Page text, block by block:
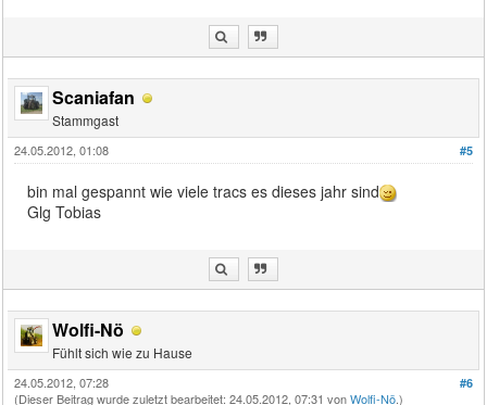
Scaniafan
Stammgast
#5
24.05.2012, 01:08
bin mal gespannt wie viele tracs es dieses jahr sind
Glg Tobias
Wolfi-Nö
Fühlt sich wie zu Hause
#6
24.05.2012, 07:28
(Dieser Beitrag wurde zuletzt bearbeitet: 24.05.2012, 07:31 vonWolfi-Nö.)